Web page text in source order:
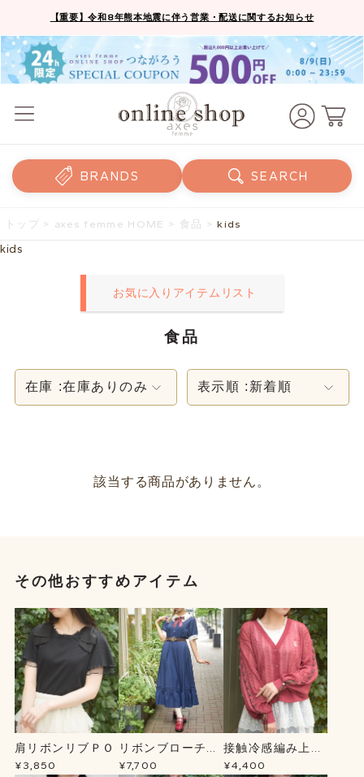
【重要】令和8年熊本地震に伴う営業・配送に関するお知らせ
BRANDS SEARCH
トップ > axes femme HOME > 食品 > kids
kids
お気に入りアイテムリスト
食品
在庫 :在庫ありのみ 表示順 : 新着順
該当する商品がありません。
その他おすすめアイテム
肩リボンリブＰＯ
¥3,850
リボンブローチ薔
薇刺繍ＯＰ
¥7,700
接触冷感編み上げ
ニットＣＤ
¥4,400